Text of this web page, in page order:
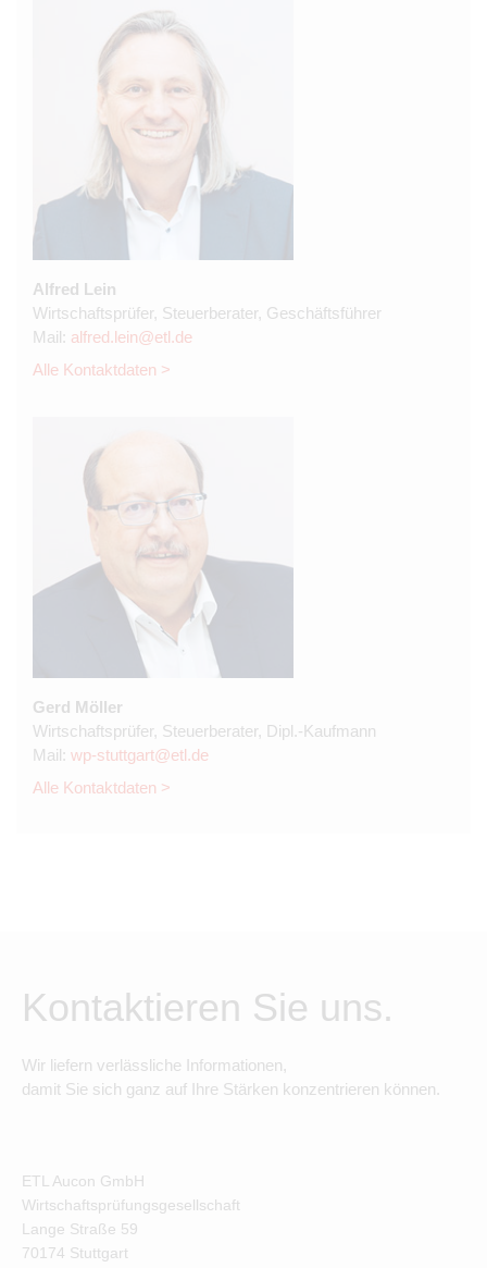
Alfred Lein
Wirtschaftsprüfer, Steuerberater, Geschäftsführer
Mail: alfred.lein@etl.de
Alle Kontaktdaten >
Gerd Möller
Wirtschaftsprüfer, Steuerberater, Dipl.-Kaufmann
Mail: wp-stuttgart@etl.de
Alle Kontaktdaten >
Kontaktieren Sie uns.
Wir liefern verlässliche Informationen,
damit Sie sich ganz auf Ihre Stärken konzentrieren können.
ETL Aucon GmbH
Wirtschaftsprüfungsgesellschaft
Lange Straße 59
70174 Stuttgart